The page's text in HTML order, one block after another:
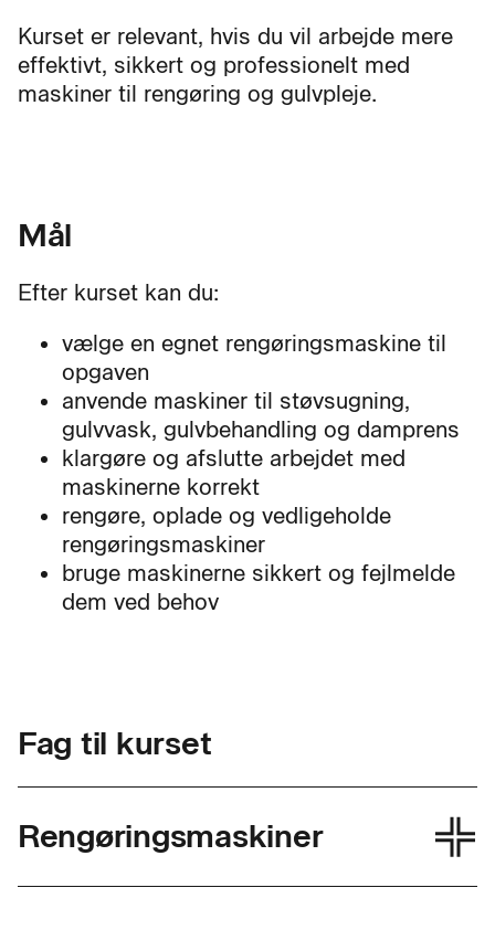
Kurset er relevant, hvis du vil arbejde mere
effektivt, sikkert og professionelt med
maskiner til rengøring og gulvpleje.
Mål
Efter kurset kan du:
vælge en egnet rengøringsmaskine til
opgaven
anvende maskiner til støvsugning,
gulvvask, gulvbehandling og damprens
klargøre og afslutte arbejdet med
maskinerne korrekt
rengøre, oplade og vedligeholde
rengøringsmaskiner
bruge maskinerne sikkert og fejlmelde
dem ved behov
Fag til kurset
Rengøringsmaskiner